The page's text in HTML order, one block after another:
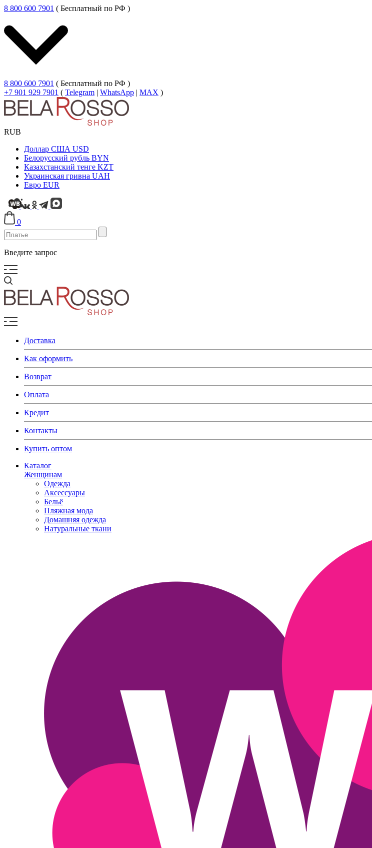
8 800 600 7901 ( Бесплатный по РФ )
8 800 600 7901 ( Бесплатный по РФ )
+7 901 929 7901 ( Telegram | WhatsApp | MAX )
RUB
Доллар США USD
Белорусский рубль BYN
Казахстанский тенге KZT
Украинская гривна UAH
Евро EUR
0
Введите запрос
Доставка
Как оформить
Возврат
Оплата
Кредит
Контакты
Купить оптом
Каталог
Женщинам
Одежда
Аксессуары
Бельё
Пляжная мода
Домашняя одежда
Натуральные ткани